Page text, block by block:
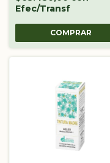
Efec/Transf